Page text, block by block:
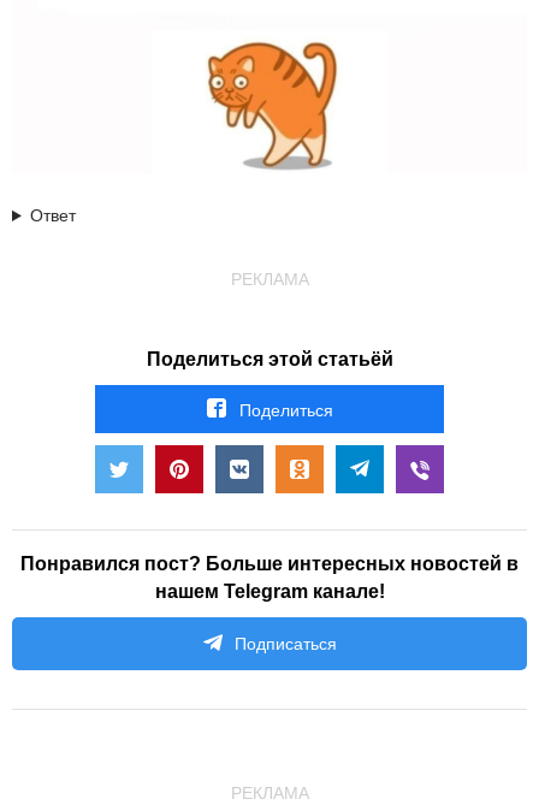
Ответ
РЕКЛАМА
Поделиться этой статьёй
Поделиться
Понравился пост? Больше интересных новостей в
нашем Telegram канале!
Подписаться
РЕКЛАМА